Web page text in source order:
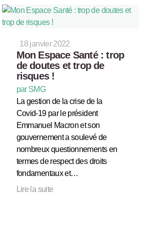
18 janvier 2022
Mon Espace Santé : trop
de doutes et trop de
risques !
par SMG
La gestion de la crise de la
Covid-19 par le président
Emmanuel Macron et son
gouvernement a soulevé de
nombreux questionnements en
termes de respect des droits
fondamentaux et…
Lire la suite